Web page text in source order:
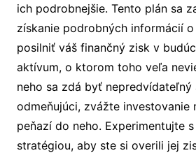
ich podrobnejšie. Tento plán sa
získanie podrobných informácií
posilniť váš finančný zisk v
aktívum, o ktorom toho veľa
neho sa zdá byť nepredvídateľný
odmeňujúci, zvážte investovanie
peňazí do neho. Experimentujte
stratégiou, aby ste si overili jej